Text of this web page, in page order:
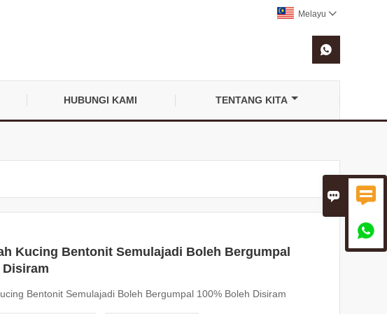
 

Melayu 

HUBUNGI KAMI TENTANG KITA
Kucing Bentonit Semulajadi Boleh Bergumpal
Disiram
Bentonit Semulajadi Boleh Bergumpal 100% Boleh Disiram